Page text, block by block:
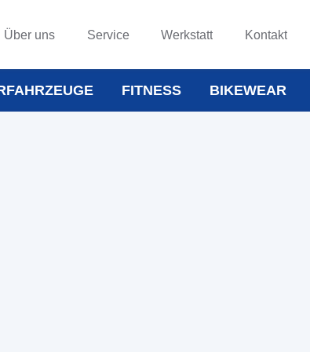
Über uns Service Werkstatt Kontakt
FITNESS BIKEWEAR